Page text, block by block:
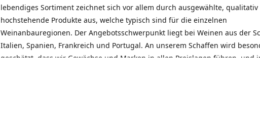
lebendiges Sortiment zeichnet sich vor allem durch ausgewählte, qualitativ
hochstehende Produkte aus, welche typisch sind für die einzelnen
Weinanbauregionen. Der Angebotsschwerpunkt liegt bei Weinen aus der
Italien, Spanien, Frankreich und Portugal. An unserem Schaffen wird
geschätzt, dass wir Gewächse und Marken in allen Preislagen führen, und